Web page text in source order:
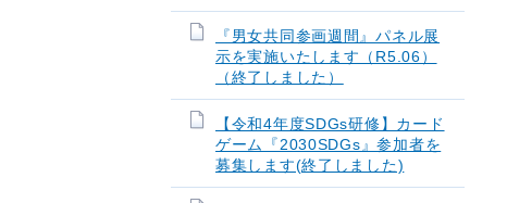
『男女共同参画週間』パネル展
示を実施いたします（R5.06）
（終了しました）
【令和4年度SDGs研修】カード
ゲーム『2030SDGs』参加者を
募集します(終了しました)